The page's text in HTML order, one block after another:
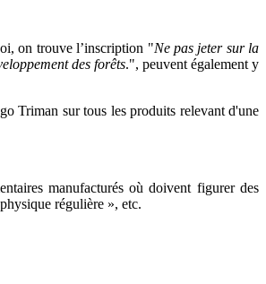
on trouve l’inscription "Ne pas jeter sur la
des forêts.", peuvent également y
Triman sur tous les produits relevant d'une
manufacturés où doivent figurer des
régulière », etc.